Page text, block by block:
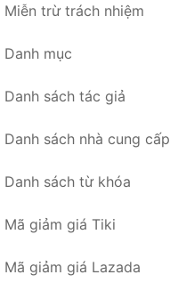
Miễn trừ trách nhiệm
Danh mục
Danh sách tác giả
Danh sách nhà cung cấp
Danh sách từ khóa
Mã giảm giá Tiki
Mã giảm giá Lazada